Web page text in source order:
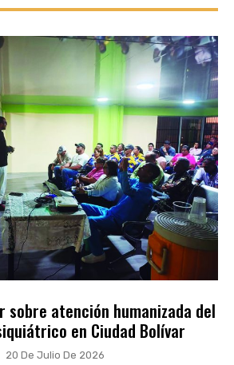
sobre atención humanizada del
en Ciudad Bolívar
20 De Julio De 2026